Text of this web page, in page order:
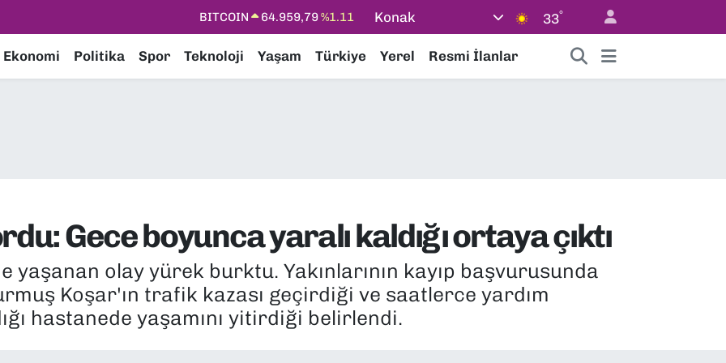
DOLAR
47,7436 %0.18
EURO
55,2510%0.32
STERLİN
64,4811%0.38
Konak 33°
Ekonomi Politika Spor Teknoloji Yaşam Türkiye Yerel Resmi İlanlar
Gece boyunca yaralı kaldığı ortaya çıktı
yaşanan olay yürek burktu. Yakınlarının kayıp başvurusunda
Koşar'ın trafik kazası geçirdiği ve saatlerce yardım
hastanede yaşamını yitirdiği belirlendi.